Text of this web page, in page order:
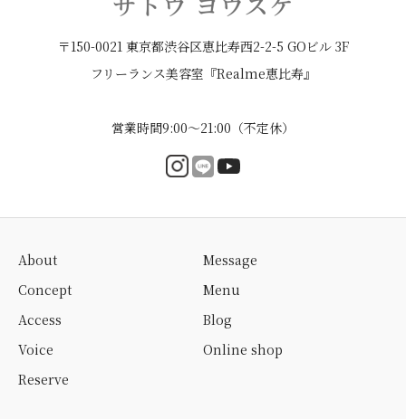
〒150-0021 東京都渋谷区恵比寿西2-2-5 GOビル 3F
フリーランス美容室『Realme恵比寿』
営業時間9:00〜21:00（不定休）
About
Message
Concept
Menu
Access
Blog
Voice
Online shop
Reserve